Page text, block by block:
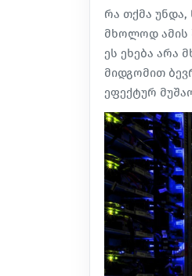
რა თქმა უნდა,
მხოლოდ ამის
ეს ეხება არა
მიდგომით
ეფექტურ